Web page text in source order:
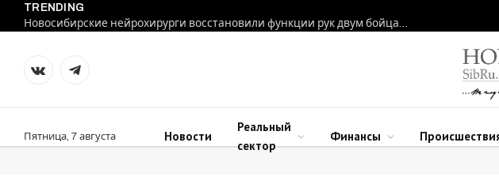
TRENDING
Новосибирские нейрохирурги восстановили функции рук двум бойцам после минно-взрывных травм
VKontakteTelegram
Пятница, 7 августа Новости
Реальный
сектор
Финансы